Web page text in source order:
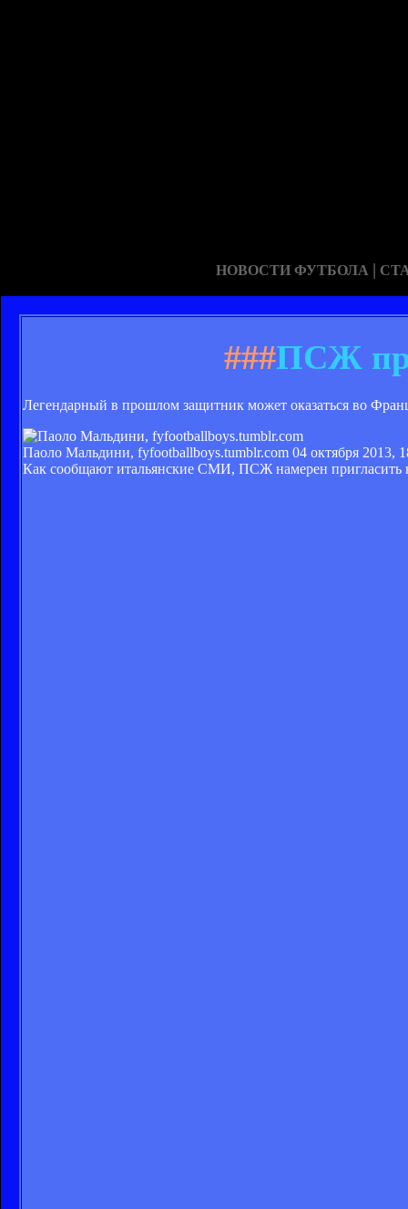
НОВОСТИ ФУТБОЛА |
###ПСЖ
Легендарный в прошлом защитник может оказаться во
Паоло Мальдини, fyfootballboys.tumblr.com 04 октября 2013,
Как сообщают итальянские СМИ, ПСЖ намерен пригласить